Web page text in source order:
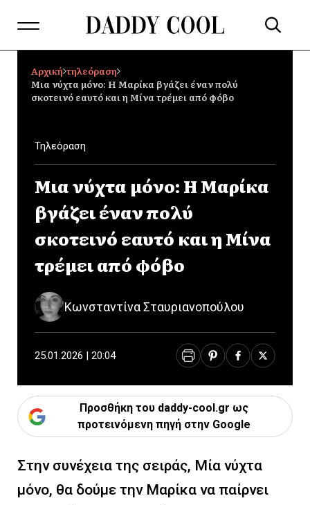
Αρχική τηλεόραση
Μια νύχτα μόνο: Η Μαρίκα βγάζει έναν πολύ
σκοτεινό εαυτό και η Μίνα τρέμει από φόβο
Τηλεόραση
Μια νύχτα μόνο: Η Μαρίκα
βγάζει έναν πολύ
σκοτεινό εαυτό και η Μίνα
τρέμει από φόβο
Κωνσταντίνα Σταυριανοπούλου
25.01.2026 | 20:04
Προσθήκη του daddy-cool.gr ως
προτεινόμενη πηγή στην Google
Στην συνέχεια της σειράς, Μία νύχτα
μόνο, θα δούμε την Μαρίκα να παίρνει